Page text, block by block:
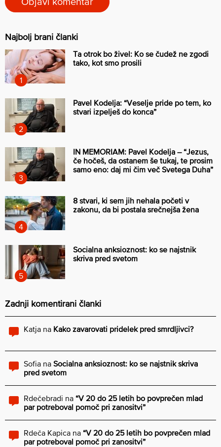
Najbolj brani članki
Ta otrok bo živel: Ko se čudež ne zgodi
tako, kot smo prosili
Pavel Kodelja: “Veselje pride po tem, ko
stvari izpelješ do konca”
IN MEMORIAM: Pavel Kodelja – “Jezus,
če hočeš, da ostanem še tukaj, te prosim
samo eno: daj mi čim več Svetega Duha”
8 stvari, ki sem jih nehala početi v
zakonu, da bi postala srečnejša žena
Socialna anksioznost: ko se najstnik
skriva pred svetom
Zadnji komentirani članki
Katja na Kako zavarovati pridelek pred smrdljivci?
Sofia na Socialna anksioznost: ko se najstnik skriva
pred svetom
Rdečebradi na “V 20 do 25 letih bo povprečen mlad
par potreboval pomoč pri zanositvi”
Rdeča Kapica na “V 20 do 25 letih bo povprečen mlad
par potreboval pomoč pri zanositvi”